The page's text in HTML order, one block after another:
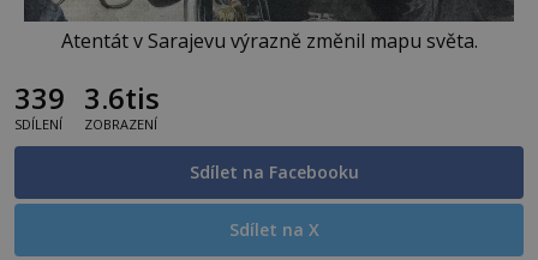
Atentát v Sarajevu výrazně změnil mapu světa.
339
SDÍLENÍ
3.6tis
ZOBRAZENÍ
Sdílet na Facebooku
Sdílet na X